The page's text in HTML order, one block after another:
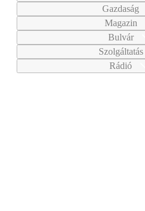
Gazdaság
Magazin
Bulvár
Szolgáltatás
Rádió